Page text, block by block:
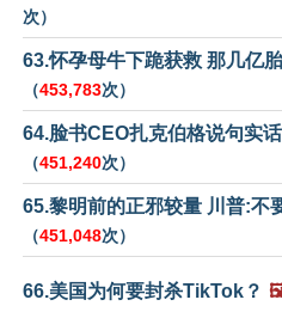
次）
63.怀孕母牛下跪获救 那几亿
（453,783次）
64.脸书CEO扎克伯格说句实
（451,240次）
65.黎明前的正邪较量 川普:不
（451,048次）
66.美国为何要封杀TikTok？